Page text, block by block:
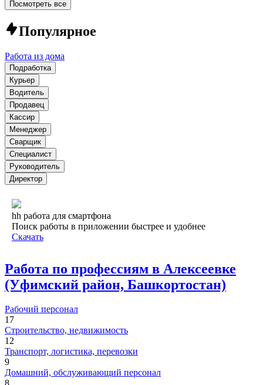
Посмотреть все
Популярное
Работа из дома
Подработка
Курьер
Водитель
Продавец
Кассир
Менеджер
Сварщик
Специалист
Руководитель
Директор
hh работа для смартфона
Поиск работы в приложении быстрее и удобнее
Скачать
Работа по профессиям в Алексеевке
(Уфимский район, Башкортостан)
Рабочий персонал
17
Строительство, недвижимость
12
Транспорт, логистика, перевозки
9
Домашний, обслуживающий персонал